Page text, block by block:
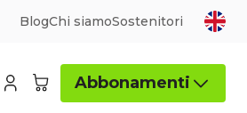
BlogChi siamoSostenitori
Abbonamenti